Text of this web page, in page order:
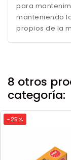
para
manteniendo
propios de la
8 otros
categoría:
-25%